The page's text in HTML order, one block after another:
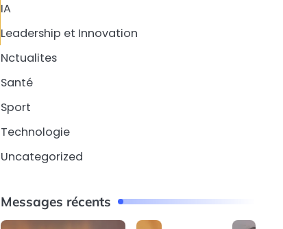
IA
Leadership et Innovation
Nctualites
Santé
Sport
Technologie
Uncategorized
Messages récents